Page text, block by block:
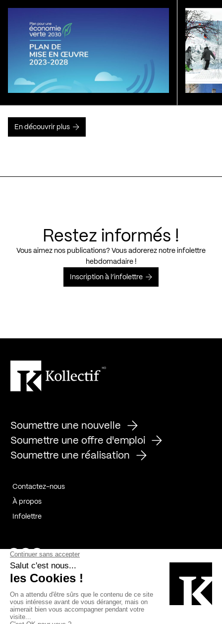
En découvrir plus
Restez informés !
Vous aimez nos publications? Vous adorerez notre infolettre
hebdomadaire !
Inscription à l’infolettre
Soumettre une nouvelle
Soumettre une offre d'emploi
Soumettre une réalisation
Contactez-nous
À propos
Infolettre
Page Facebook de Kollectif
Page Instagram de Kollectif
Page Linkedin de Kollectif